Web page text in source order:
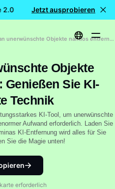
2.0 KOSTENLOSE
Jetzt ausprobieren
Wie man unerwünschte Objekte nahtlos entfernt: Genießen Sie KI-gestützte Technik
Objekte
Sie KI-
Technik
KI-Tool, um unerwünschte
Aufwand erforderlich. Laden Sie
KI-Entfernung wird alles für Sie
Sie die Magie unten!
erforderlich